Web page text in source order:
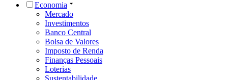
Economia
Mercado
Investimentos
Banco Central
Bolsa de Valores
Imposto de Renda
Finanças Pessoais
Loterias